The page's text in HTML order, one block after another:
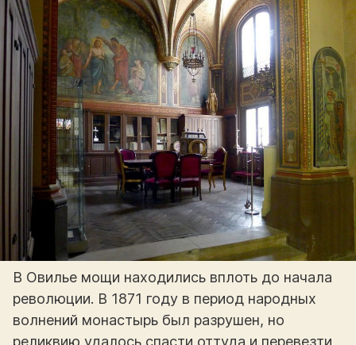
В Овилье мощи находились вплоть до начала
революции. В 1871 году в период народных
волнений монастырь был разрушен, но